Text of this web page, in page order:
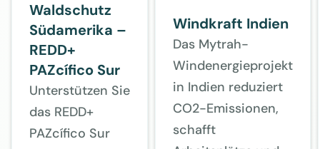
Waldschutz
Südamerika –
REDD+
PAZcífico Sur
Unterstützen Sie
das REDD+
PAZcífico Sur
Windkraft Indien
Das Mytrah-
Windenergieprojekt
in Indien reduziert
CO2-Emissionen,
schafft